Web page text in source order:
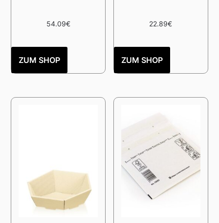
54.09€
ZUM SHOP
22.89€
ZUM SHOP